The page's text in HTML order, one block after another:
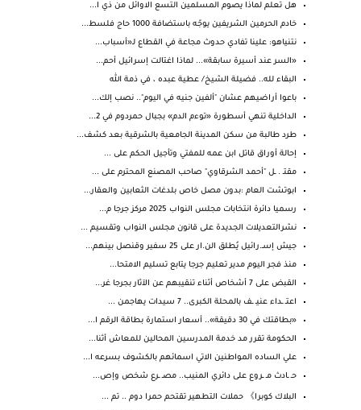
هل تعلم لماذا يصوم المسلمين التسع الاوائل من ذي ا...
خادم الحرمين الشريفين يوجّه باستضافة 1000 حاج فلسط...
نتنياهو: علينا تفادي حدوث مجاعة في القطاع لـ«أسباب...
«السر عند أسيرة سابقة»... لماذا اغتالت إسرائيل أحم...
البقاء لله.. فضيلة الشيخ/ عطية عبده ، في ذمة الله
باعوا أراضيهم عشان "ألفين جنيه في اليوم".. نصب إلك...
الداخلية تنهي أسطورة «توءم الدم» بجبال حمردوم في 2...
طرد طالبة من سكن المدينة الجامعية بالشرقية بعد كشف...
إحالة أوراق قاتل ابن عمه للمفتي وتأجيل الحكم على ...
مقتـ . ـل "أحمد الشرقاوي" صاحب المصنع المحترم على ...
ابوتشت العام :بدون مصل خاص بلدغات الثعابين والعقار...
رسميا دائرة انتخابات مجلس النواب 2025 ‏مركز جرجا م...
نشرالتعديلات الجديدة على قانون مجلس النواب وتقسيم ...
جيش إسـ.رائيل يُطلق الن.ار على 25 سفير وقنصل بينهم...
منذ فجر اليوم مدير تعليم جرجا يتابع تسليم الامتحا...
القبض على 7 أشخاص أثناء تنقيبهم عن الآثار بجرجا غر...
اعتـ ـداء عنيـ ـف بالمحلة الكبرى.. 7 سيدات يهاجمن ...
«بطاقتك في 30 دقيقة».. أسعار استمارة بطاقة الرقم ا...
الحكومة تقرر مد خدمة المدرسين المحالين للمعاش أثنا...
علي الساده المواطنين الاتي اسمائهم بالكشوف بسرعه ا...
حـ ـادث مـ ـروع على دائري المنيب.. مصـ ـرع شخص وإص...
البلاك كوبرا》 حملات التطهير تقتحم حمرا دوم .. تم ...